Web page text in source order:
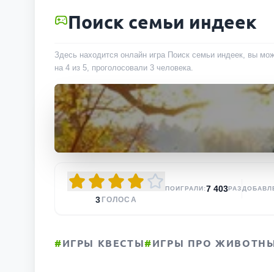
Поиск семьи индеек
Здесь находится онлайн игра Поиск семьи индеек, вы
на 4 из 5, проголосовали 3 человека.
3 ГОЛОСА
ПОИГРАЛИ:7 403РАЗ
#ИГРЫ КВЕСТЫ#ИГРЫ ПРО